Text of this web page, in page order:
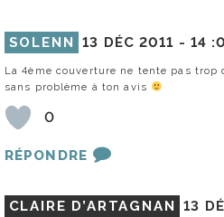
SOLENN 13 DÉC 2011 - 14
La 4ème couverture ne tente pas
sans problème à ton avis
0
RÉPONDRE
CLAIRE D’ARTAGNAN 13